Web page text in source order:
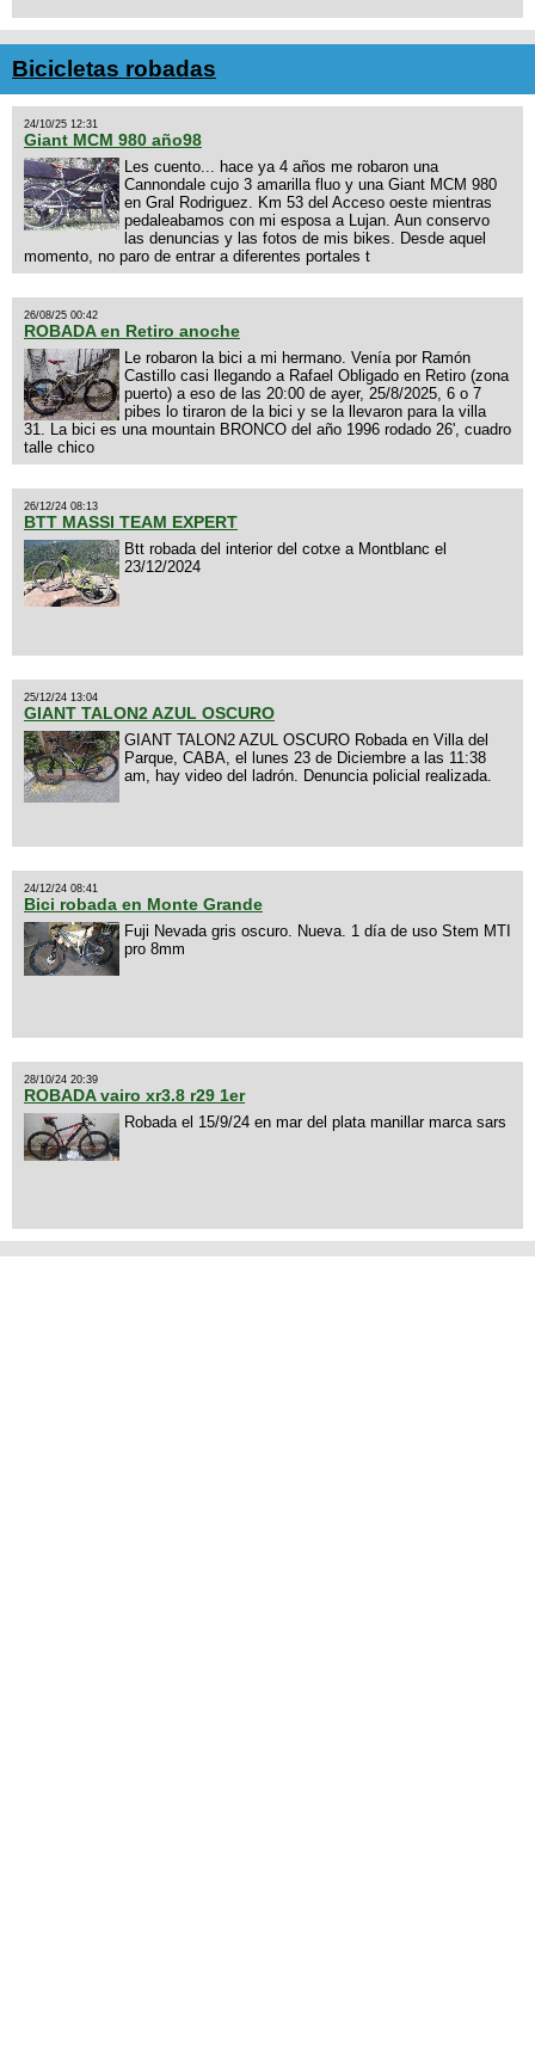
Bicicletas robadas
24/10/25 12:31
Giant MCM 980 año98
Les cuento... hace ya 4 años me robaron una
Cannondale cujo 3 amarilla fluo y una Giant MCM 980
en Gral Rodriguez. Km 53 del Acceso oeste mientras
pedaleabamos con mi esposa a Lujan. Aun conservo
las denuncias y las fotos de mis bikes. Desde aquel
momento, no paro de entrar a diferentes portales t
26/08/25 00:42
ROBADA en Retiro anoche
Le robaron la bici a mi hermano. Venía por Ramón
Castillo casi llegando a Rafael Obligado en Retiro (zona
puerto) a eso de las 20:00 de ayer, 25/8/2025, 6 o 7
pibes lo tiraron de la bici y se la llevaron para la villa
31. La bici es una mountain BRONCO del año 1996 rodado 26', cuadro
talle chico
26/12/24 08:13
BTT MASSI TEAM EXPERT
Btt robada del interior del cotxe a Montblanc el
23/12/2024
25/12/24 13:04
GIANT TALON2 AZUL OSCURO
GIANT TALON2 AZUL OSCURO Robada en Villa del
Parque, CABA, el lunes 23 de Diciembre a las 11:38
am, hay video del ladrón. Denuncia policial realizada.
24/12/24 08:41
Bici robada en Monte Grande
Fuji Nevada gris oscuro. Nueva. 1 día de uso Stem MTI
pro 8mm
28/10/24 20:39
ROBADA vairo xr3.8 r29 1er
Robada el 15/9/24 en mar del plata manillar marca sars